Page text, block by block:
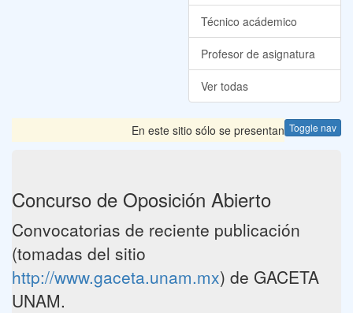
Técnico acádemico
Profesor de asignatura
Ver todas
Toggle nav
En este sitio sólo se presentan las
Concurso de Oposición Abierto
Convocatorias de reciente publicación
(tomadas del sitio
http://www.gaceta.unam.mx) de GACETA
UNAM.